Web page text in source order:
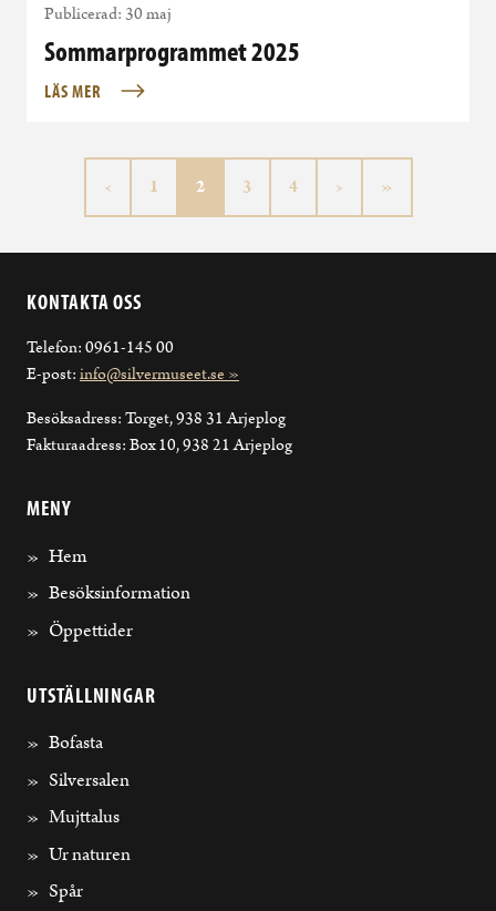
Publicerad: 30 maj
Sommarprogrammet 2025
LÄS MER
‹ Sida
1 Aktuell sida
2 Sida
3 Sida
4 › »
KONTAKTA OSS
Telefon: 0961-145 00
E-post:info@silvermuseet.se »
Besöksadress: Torget, 938 31 Arjeplog
Fakturaadress: Box 10, 938 21 Arjeplog
MENY
Hem
Besöksinformation
Öppettider
UTSTÄLLNINGAR
Bofasta
Silversalen
Mujttalus
Ur naturen
Spår